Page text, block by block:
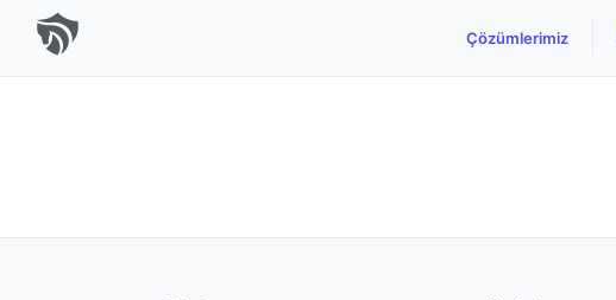
Çözümlerimiz